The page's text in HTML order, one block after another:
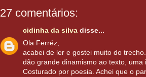
27 comentários:
cidinha da silva disse...
Ola Ferréz,
acabei de ler e gostei muito do
dão grande dinamismo ao texto,
Costurado por poesia. Achei que o